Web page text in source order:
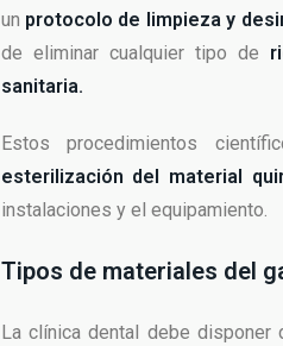
un protocolo de limpieza y
de eliminar cualquier tipo de
sanitaria.
Estos procedimientos
esterilización del material
instalaciones y el equipamiento.
Tipos de materiales del
La clínica dental debe